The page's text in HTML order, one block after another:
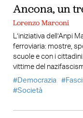
Ancona, un
Lorenzo Marconi
L’iniziativa dell’Anpi
ferroviaria: mostre,
scuole e con i
vittime del
Democrazia
Società